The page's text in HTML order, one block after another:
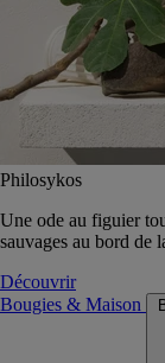
Philosykos
Une ode au figuier
sauvages au bord de
Découvrir
Bougies & Maison